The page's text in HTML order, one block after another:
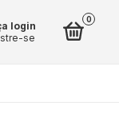
login
se
0